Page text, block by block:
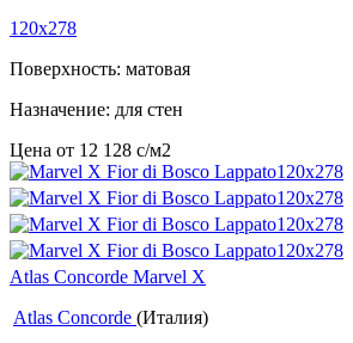
120x278
Поверхность: матовая
Назначение: для стен
Цена от 12 128 c/м2
Atlas Concorde Marvel X
Atlas Concorde (Италия)